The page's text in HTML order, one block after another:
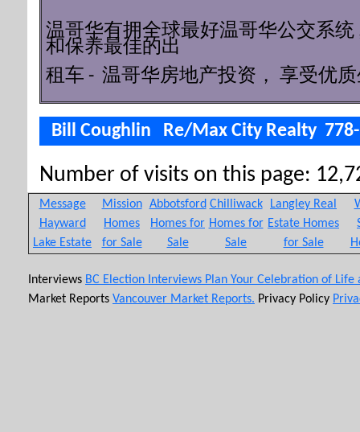
温哥华有拥全球最好温哥华公交系统
和保养最佳的出
租车 - 温哥华房地产投资， 享受优
Bill Coughlin Re/Max City Realty 778-
Number of visits on this page:
Message
Hayward
Lake Estate
Mission
Homes
for Sale
Abbotsford
Homes for
Sale
Chilliwack
Homes for
Sale
Langley Real
Estate Homes
for Sale
Interviews BC Election Interviews Plan Your Celebration of
Market Reports Vancouver Market Reports. Privacy Policy